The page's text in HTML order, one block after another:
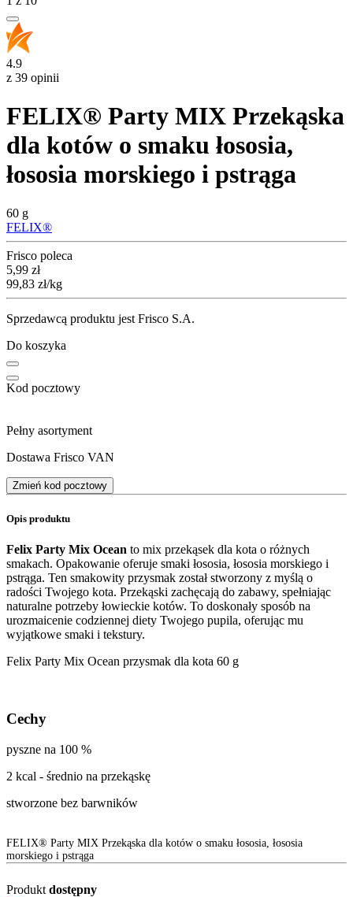
4.9
z 39 opinii
FELIX® Party MIX Przekąska
dla kotów o smaku łososia,
łososia morskiego i pstrąga
60 g
FELIX®
Frisco poleca
Cena
5,99 zł
99,83 zł/kg
Sprzedawcą produktu jest Frisco S.A.
Do koszyka
Kod pocztowy
Pełny asortyment
Dostawa Frisco VAN
Zmień kod pocztowy
Opis produktu
Felix Party Mix Ocean to mix przekąsek dla kota o różnych
smakach. Opakowanie oferuje smaki łososia, łososia morskiego i
pstrąga. Ten smakowity przysmak został stworzony z myślą o
radości Twojego kota. Przekąski zachęcają do zabawy, spełniając
naturalne potrzeby łowieckie kotów. To doskonały sposób na
urozmaicenie codziennej diety Twojego pupila, oferując mu
wyjątkowe smaki i tekstury.
Felix Party Mix Ocean przysmak dla kota 60 g
Cechy
pyszne na 100 %
2 kcal - średnio na przekąskę
stworzone bez barwników
FELIX® Party MIX Przekąska dla kotów o smaku łososia, łososia
morskiego i pstrąga
Produkt dostępny